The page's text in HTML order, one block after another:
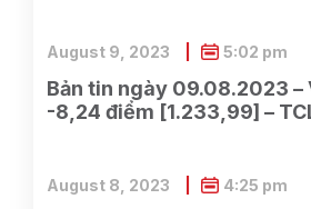
Bản tin ngày 09.08.2023 –
-8,24 điểm [1.233,99] –
August 9, 2023 5:02 pm
August 8, 2023 4:25 pm